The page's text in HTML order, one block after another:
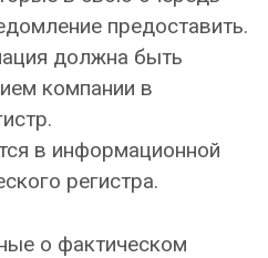
предоставить.
должна быть
компании в
в информационной
регистра.
о фактическом